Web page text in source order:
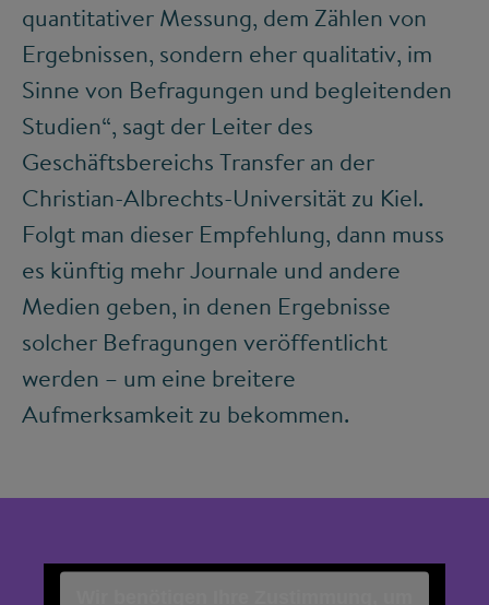
quantitativer Messung, dem Zählen von
Ergebnissen, sondern eher qualitativ, im
Sinne von Befragungen und begleitenden
Studien“, sagt der Leiter des
Geschäftsbereichs Transfer an der
Christian-Albrechts-Universität zu Kiel.
Folgt man dieser Empfehlung, dann muss
es künftig mehr Journale und andere
Medien geben, in denen Ergebnisse
solcher Befragungen veröffentlicht
werden – um eine breitere
Aufmerksamkeit zu bekommen.